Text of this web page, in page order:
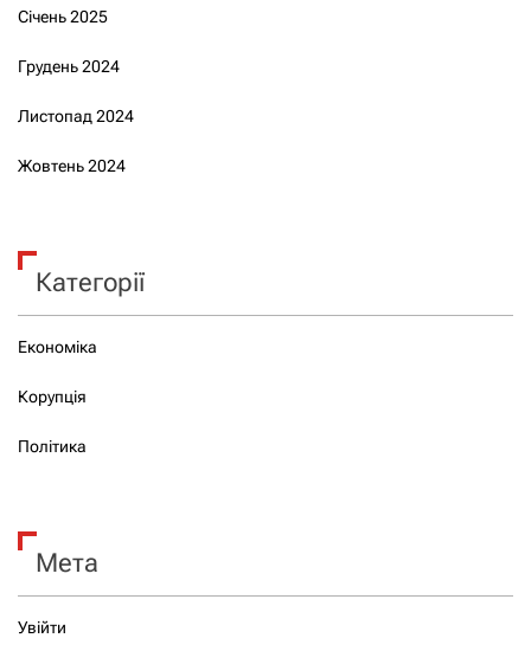
Січень 2025
Грудень 2024
Листопад 2024
Жовтень 2024
Категорії
Економіка
Корупція
Політика
Мета
Увійти